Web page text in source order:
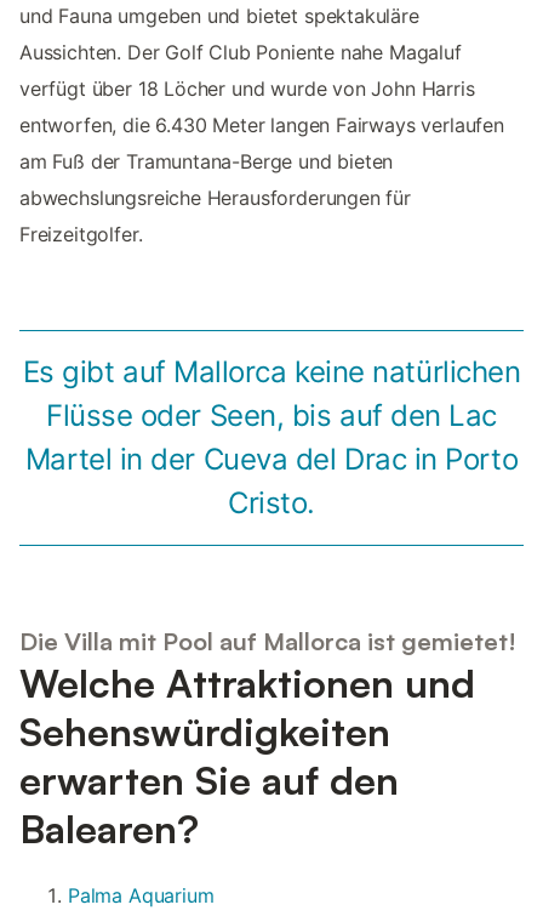
und Fauna umgeben und bietet spektakuläre
Aussichten. Der Golf Club Poniente nahe Magaluf
verfügt über 18 Löcher und wurde von John Harris
entworfen, die 6.430 Meter langen Fairways verlaufen
am Fuß der Tramuntana-Berge und bieten
abwechslungsreiche Herausforderungen für
Freizeitgolfer.
Es gibt auf Mallorca keine natürlichen
Flüsse oder Seen, bis auf den Lac
Martel in der Cueva del Drac in Porto
Cristo.
Die Villa mit Pool auf Mallorca ist gemietet!
Welche Attraktionen und
Sehenswürdigkeiten
erwarten Sie auf den
Balearen?
Palma Aquarium